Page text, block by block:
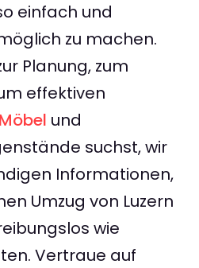
einfach und
zu machen.
Planung, zum
effektiven
Möbel und
suchst, wir
Informationen,
Umzug von Luzern
wie
Vertraue auf